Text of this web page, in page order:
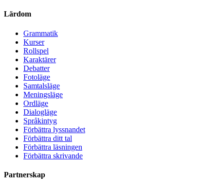
Lärdom
Grammatik
Kurser
Rollspel
Karaktärer
Debatter
Fotoläge
Samtalsläge
Meningsläge
Ordläge
Dialogläge
Språkintyg
Förbättra lyssnandet
Förbättra ditt tal
Förbättra läsningen
Förbättra skrivande
Partnerskap